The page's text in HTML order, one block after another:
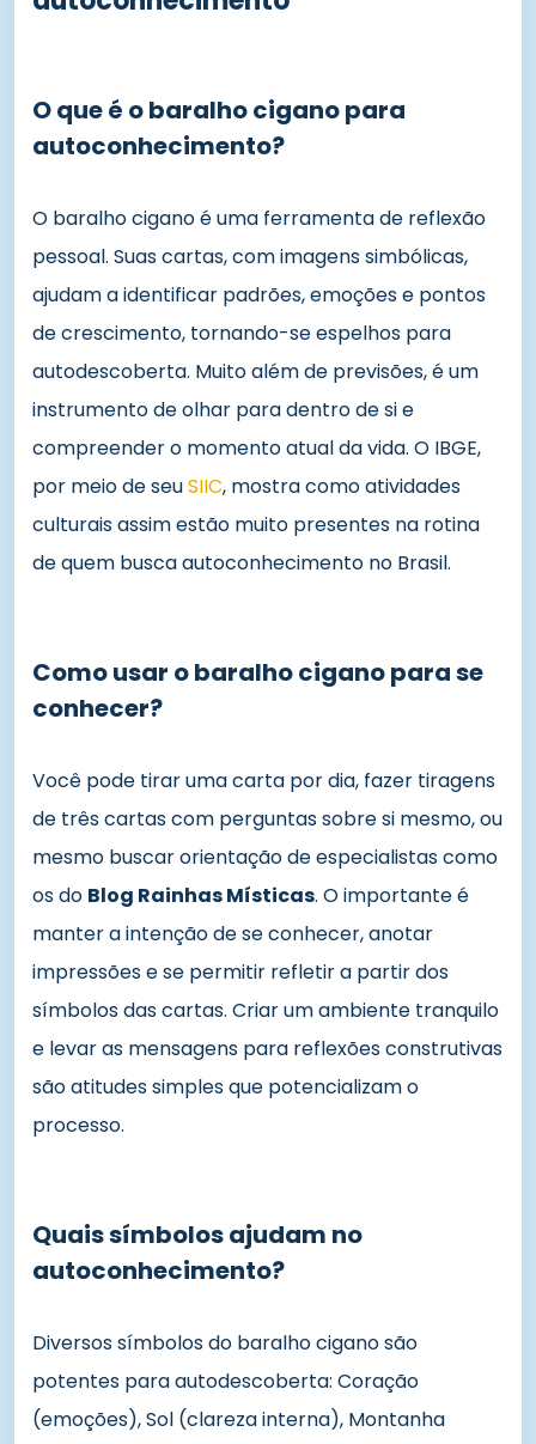
O que é o baralho cigano para
autoconhecimento?
O baralho cigano é uma ferramenta de reflexão
pessoal. Suas cartas, com imagens simbólicas,
ajudam a identificar padrões, emoções e pontos
de crescimento, tornando-se espelhos para
autodescoberta. Muito além de previsões, é um
instrumento de olhar para dentro de si e
compreender o momento atual da vida. O IBGE,
por meio de seuSIIC, mostra como atividades
culturais assim estão muito presentes na rotina
de quem busca autoconhecimento no Brasil.
Como usar o baralho cigano para se
conhecer?
Você pode tirar uma carta por dia, fazer tiragens
de três cartas com perguntas sobre si mesmo, ou
mesmo buscar orientação de especialistas como
os do Blog Rainhas Místicas. O importante é
manter a intenção de se conhecer, anotar
impressões e se permitir refletir a partir dos
símbolos das cartas. Criar um ambiente tranquilo
e levar as mensagens para reflexões construtivas
são atitudes simples que potencializam o
processo.
Quais símbolos ajudam no
autoconhecimento?
Diversos símbolos do baralho cigano são
potentes para autodescoberta: Coração
(emoções), Sol (clareza interna), Montanha